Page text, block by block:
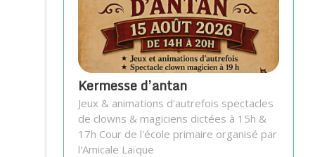
Kermesse d’antan
Jeux & animations d'autrefois spectacles
de clowns & magiciens dictées à 15h &
17h Cour de l'école primaire organisé par
l'Amicale Laïque